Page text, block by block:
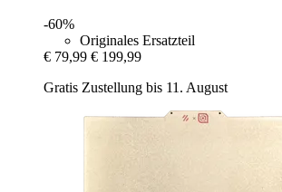
-60%
Originales Ersatzteil
€ 79,99 € 199,99
Gratis Zustellung bis 11. August